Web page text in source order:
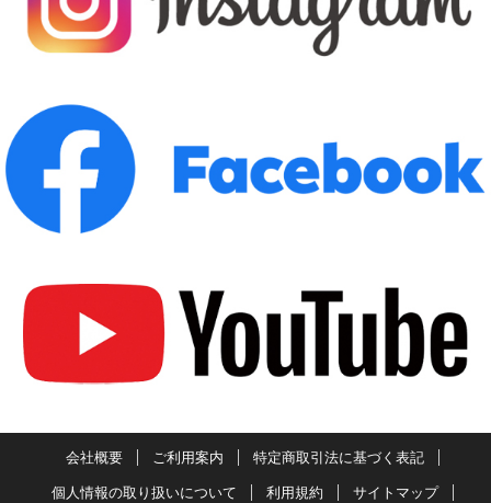
会社概要 ご利用案内 特定商取引法に基づく表記
個人情報の取り扱いについて 利用規約 サイトマップ